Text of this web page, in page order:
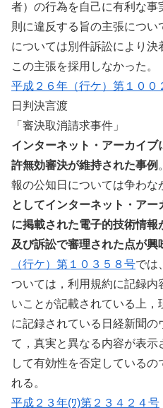
者）の行為を自己に有利な
則に違反する旨の主張につ
については別件訴訟により決
この主張を採用しなかった。
平成２６年（行ケ）第１００
日判決言渡
「審決取消請求事件」
インターネット・アーカイ
許無効審決が維持された事例
報の公知日については争わな
としてインターネット・ア
に掲載された電子的技術情報
及び訴訟で審理された点が興
（行ケ）第１０３５８号では
ついては，利用規約に記録
いことが記載されている上
に記録されている日経新聞
て，真実と異なる内容が表示
して有効性を否定している
れる。
平成２３年(ﾜ)第２３４２４号